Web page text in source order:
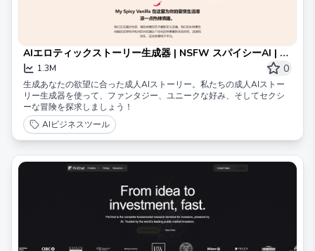
AIエロティックストーリー生成器 | NSFW スパイシーAI | マ
イスパイシーバニラ
1.3M 0
生成あなたの欲望に合った成人AIストーリー。私たちの成人AIストー
リー生成器を使って、ファンタジー、ユニークな好み、そしてセクシ
ーな冒険を探求しましょう！
AIビジネスツール